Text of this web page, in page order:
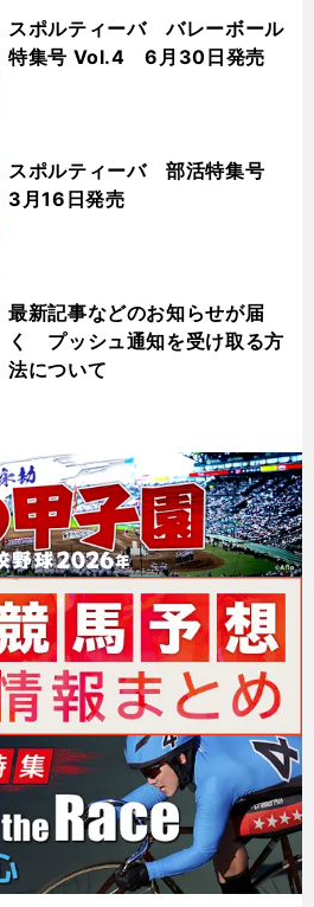
スポルティーバ バレーボール
特集号 Vol.4 6月30日発売
スポルティーバ 部活特集号
3月16日発売
最新記事などのお知らせが届
く プッシュ通知を受け取る方
法について